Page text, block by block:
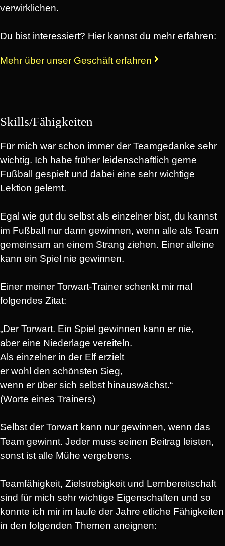
verwirklichen.
Du bist interessiert? Hier kannst du mehr erfahren:
Mehr über unser Geschäft erfahren
Skills/Fähigkeiten
Für mich war schon immer der Teamgedanke sehr
wichtig. Ich habe früher leidenschaftlich gerne
Fußball gespielt und dabei eine sehr wichtige
Lektion gelernt.
Egal wie gut du selbst als einzelner bist, du kannst
im Fußball nur dann gewinnen, wenn alle als Team
gemeinsam an einem Strang ziehen. Einer alleine
kann ein Spiel nie gewinnen.
Einer meiner Torwart-Trainer schenkt mir mal
folgendes Zitat:
„Der Torwart. Ein Spiel gewinnen kann er nie,
aber eine Niederlage vereiteln.
Als einzelner in der Elf erzielt
er wohl den schönsten Sieg,
wenn er über sich selbst hinauswächst.“
(Worte eines Trainers)
Selbst der Torwart kann nur gewinnen, wenn das
Team gewinnt. Jeder muss seinen Beitrag leisten,
sonst ist alle Mühe vergebens.
Teamfähigkeit, Zielstrebigkeit und Lernbereitschaft
sind für mich sehr wichtige Eigenschaften und so
konnte ich mir im laufe der Jahre etliche Fähigkeiten
in den folgenden Themen aneignen: